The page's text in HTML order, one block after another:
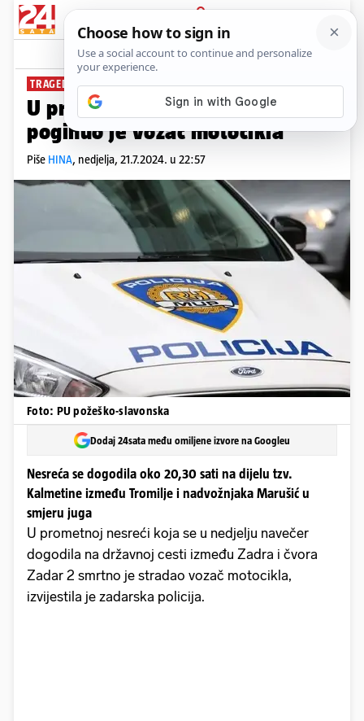
PRIJAVA
News Komentari
TRAGEDIJA NA CESTI
U prometnoj nesreći kod Zadra
poginuo je vozač motocikla
Piše HINA, nedjelja, 21.7.2024. u 22:57
Foto: PU požeško-slavonska
Dodaj 24sata među omiljene izvore na Googleu
Nesreća se dogodila oko 20,30 sati na dijelu tzv.
Kalmetine između Tromilje i nadvožnjaka Marušić u
smjeru juga
U prometnoj nesreći koja se u nedjelju navečer
dogodila na državnoj cesti između Zadra i čvora
Zadar 2 smrtno je stradao vozač motocikla,
izvijestila je zadarska policija.